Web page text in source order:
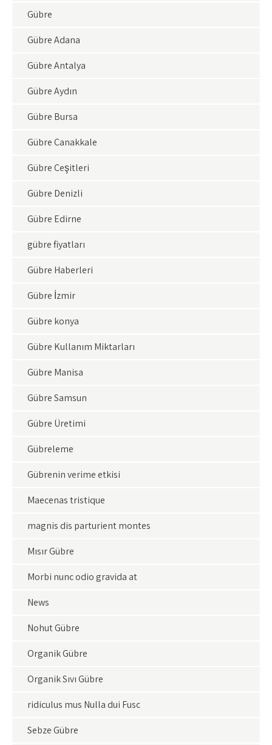
Gübre
Gübre Adana
Gübre Antalya
Gübre Aydın
Gübre Bursa
Gübre Çanakkale
Gübre Çeşitleri
Gübre Denizli
Gübre Edirne
gübre fiyatları
Gübre Haberleri
Gübre İzmir
Gübre konya
Gübre Kullanım Miktarları
Gübre Manisa
Gübre Samsun
Gübre Üretimi
Gübreleme
Gübrenin verime etkisi
Maecenas tristique
magnis dis parturient montes
Mısır Gübre
Morbi nunc odio gravida at
News
Nohut Gübre
Organik Gübre
Organik Sıvı Gübre
ridiculus mus Nulla dui Fusc
Sebze Gübre